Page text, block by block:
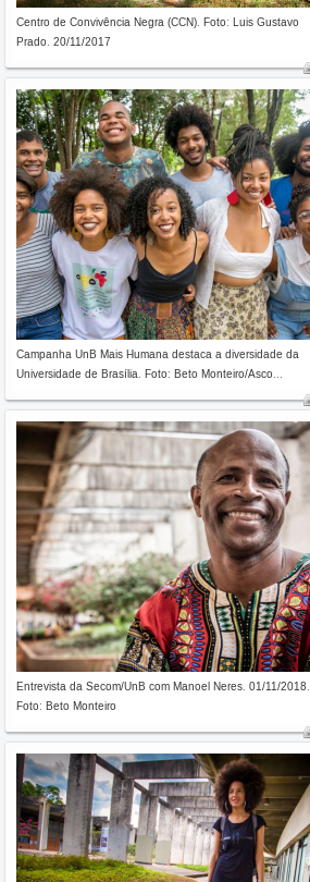
Centro de Convivência Negra (CCN). Foto: Luis Gustavo
Prado. 20/11/2017
Campanha UnB Mais Humana destaca a diversidade da
Universidade de Brasília. Foto: Beto Monteiro/Asco...
Entrevista da Secom/UnB com Manoel Neres. 01/11/2018.
Foto: Beto Monteiro